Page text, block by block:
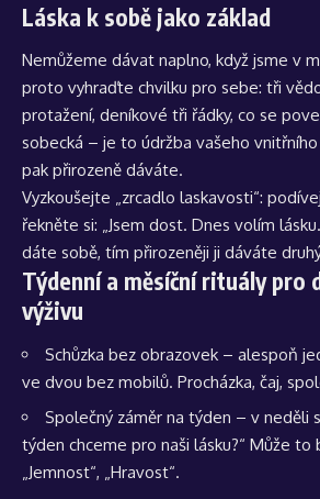
Láska k sobě jako základ
Nemůžeme dávat naplno, když jsme v
proto vyhraďte chvilku pro sebe: tři
protažení, deníkové tři řádky, co se
sobecká – je to údržba vašeho
pak přirozeně dáváte.
Vyzkoušejte „zrcadlo laskavosti“:
řekněte si: „Jsem dost. Dnes volím
dáte sobě, tím přirozeněji ji dáváte
Týdenní a měsíční rituály pro
výživu
Schůzka bez obrazovek – alespoň
ve dvou bez mobilů. Procházka, čaj,
Společný záměr na týden – v neděli
týden chceme pro naši lásku?“ Může to
„Jemnost“, „Hravost“.